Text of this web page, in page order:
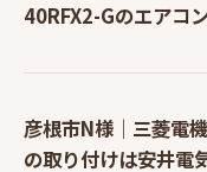
40RFX2-Gのエアコ
彦根市N様｜三菱電
の取り付けは安井電